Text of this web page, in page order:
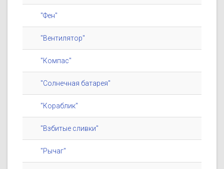
"Фен"
"Вентилятор"
"Компас"
"Солнечная батарея"
"Кораблик"
"Взбитые сливки"
"Рычаг"